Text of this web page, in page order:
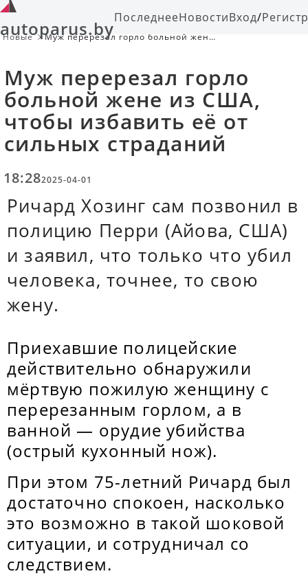
autoparus.byПоследнееНовостиВход/
Новые
Муж перерезал горло больной жене
Муж перерезал горло
больной жене из США,
чтобы избавить её от
сильных страданий
18:282025-04-01
Ричард Хозинг сам позвонил в
полицию Перри (Айова, США)
и заявил, что только что убил
человека, точнее, то свою
жену.
Приехавшие полицейские
действительно обнаружили
мёртвую пожилую женщину с
перерезанным горлом, а в
ванной — орудие убийства
(острый кухонный нож).
При этом 75-летний Ричард был
достаточно спокоен, насколько
это возможно в такой шоковой
ситуации, и сотрудничал со
следствием.